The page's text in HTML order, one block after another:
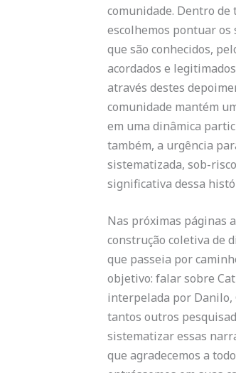
comunidade. Dentro de
escolhemos pontuar os
que são conhecidos,
acordados e
através destes
comunidade mantém
em uma dinâmica
também, a urgência
sistematizada, sob-
significativa dessa
Nas próximas páginas
construção coletiva de
que passeia por
objetivo: falar sobre
interpelada por Danilo,
tantos outros
sistematizar essas
que agradecemos a